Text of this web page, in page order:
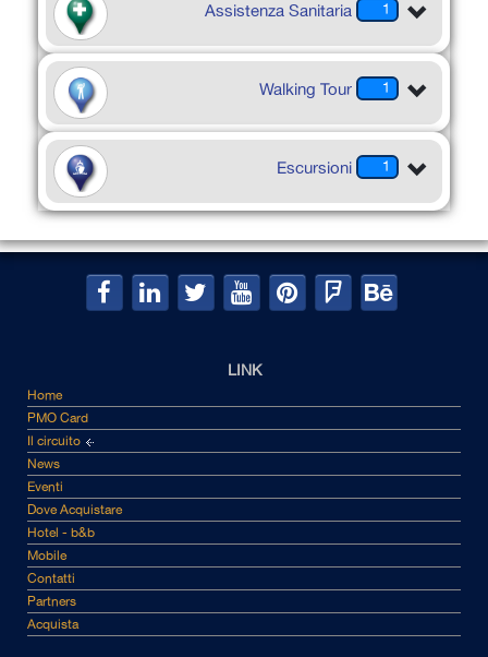
1
Assistenza Sanitaria
1
Walking Tour
1
Escursioni
LINK
Home
PMO Card
Il circuito
News
Eventi
Dove Acquistare
Hotel - b&b
Mobile
Contatti
Partners
Acquista